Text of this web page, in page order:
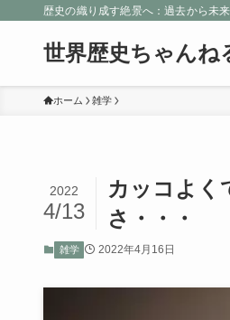
歴史の織り成す絶景へ：過去から未
世界歴史ちゃんね
ホーム 雑学
カッコよく
さ・・・
2022
4/13
雑学 2022年4月16日